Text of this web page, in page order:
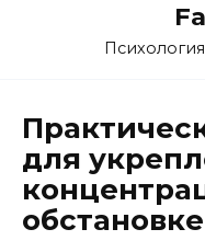
для
обстановке